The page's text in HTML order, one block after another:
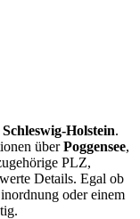
Schleswig-Holstein.
überPoggensee,
PLZ,
Details. Egal ob
oder einem